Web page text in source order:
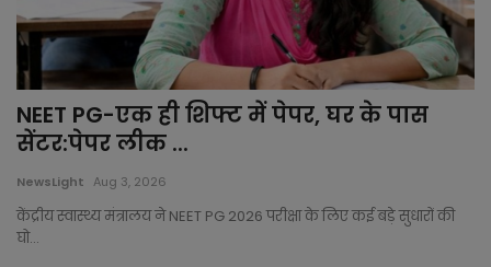
NEET PG-एक ही शिफ्ट में पेपर, घर के पास
सेंटर:पेपर लीक ...
NewsLight Aug 3, 2026
केंद्रीय स्वास्थ्य मंत्रालय ने NEET PG 2026 परीक्षा के लिए कई बड़े सुधारों की
घो...